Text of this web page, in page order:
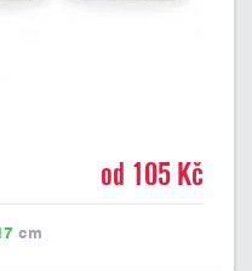
od 105 Kč
cm